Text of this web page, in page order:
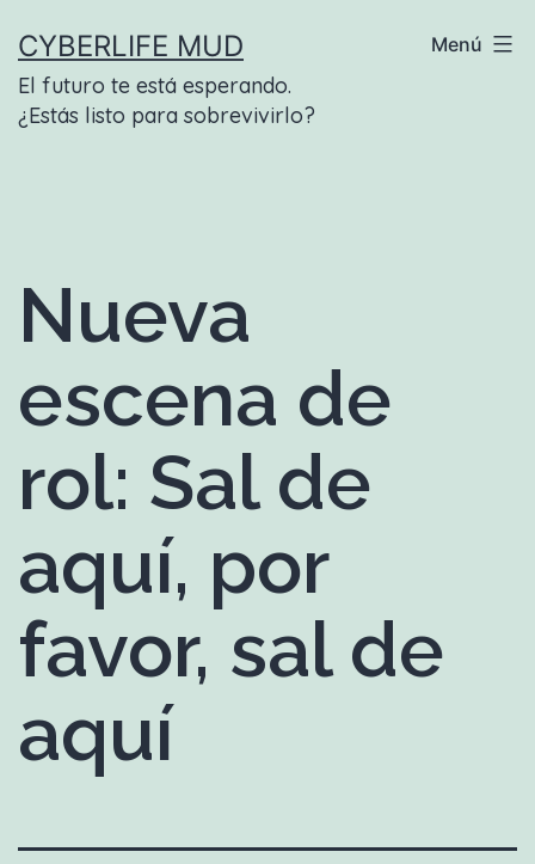
contenido
CYBERLIFE MUD
El futuro te está esperando.
¿Estás listo para sobrevivirlo?
Menú
Nueva
escena de
rol: Sal de
aquí, por
favor, sal de
aquí